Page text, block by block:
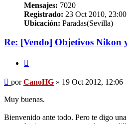
Mensajes: 7020
Registrado: 23 Oct 2010, 23:00
Ubicación: Paradas(Sevilla)
Re: [Vendo] Objetivos Nikon
Mensaje
porCanoHG » 19 Oct 2012, 12:06
Muy buenas.
Bienvenido ante todo. Pero te digo